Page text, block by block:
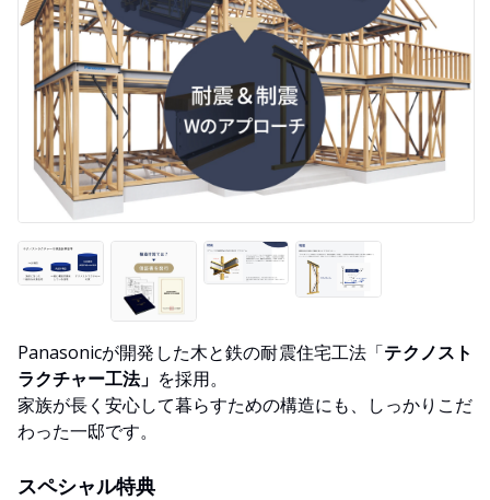
Panasonicが開発した木と鉄の耐震住宅工法「テクノスト
ラクチャー工法」 を採用。
家族が長く安心して暮らすための構造にも、しっかりこだ
わった一邸です。
スペシャル特典